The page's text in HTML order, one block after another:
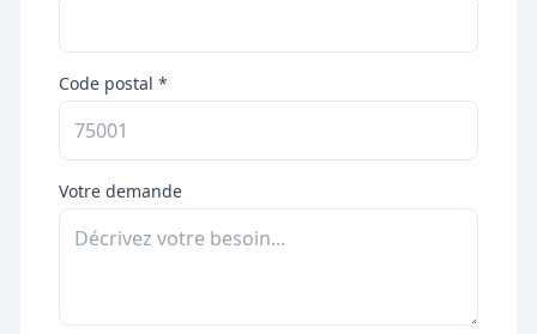
Code postal *
Votre demande